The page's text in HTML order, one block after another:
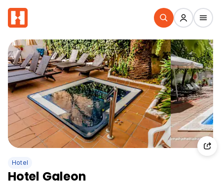
Hotel
Hotel Galeon